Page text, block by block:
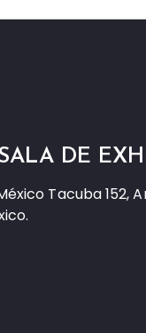
DE
Tacuba 152,